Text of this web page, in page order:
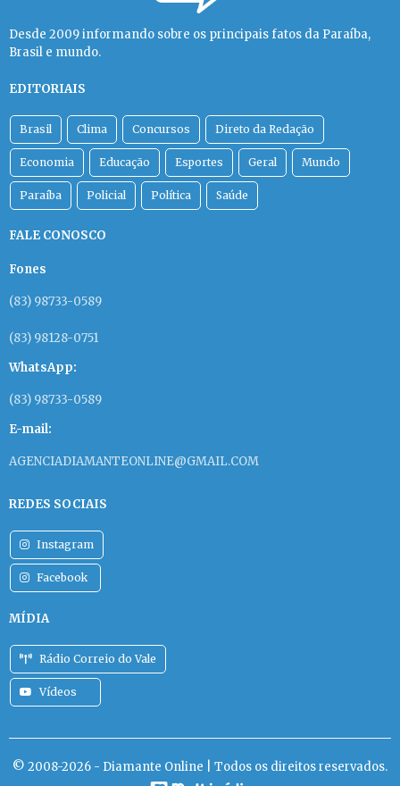
Desde 2009 informando sobre os principais fatos da Paraíba,
Brasil e mundo.
EDITORIAIS
Brasil Clima Concursos Direto da Redação
Economia Educação Esportes Geral Mundo
Paraíba Policial Política Saúde
FALE CONOSCO
Fones
(83) 98733-0589
(83) 98128-0751
WhatsApp:
(83) 98733-0589
E-mail:
AGENCIADIAMANTEONLINE@GMAIL.COM
REDES SOCIAIS
Instagram
Facebook
MÍDIA
Rádio Correio do Vale
Vídeos
© 2008-2026 - Diamante Online | Todos os direitos reservados.